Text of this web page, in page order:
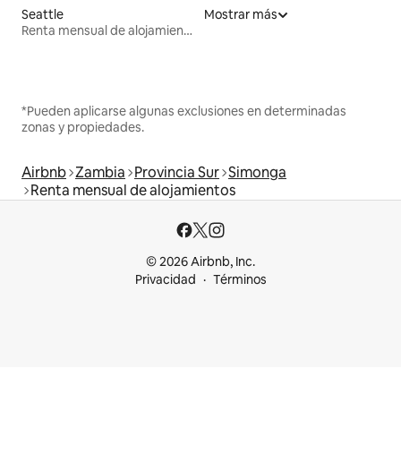
Seattle
Renta mensual de alojamientos
Mostrar más
*Pueden aplicarse algunas exclusiones en determinadas
zonas y propiedades.
Airbnb Zambia Provincia Sur Simonga
Renta mensual de alojamientos
© 2026 Airbnb, Inc.
Privacidad
Términos